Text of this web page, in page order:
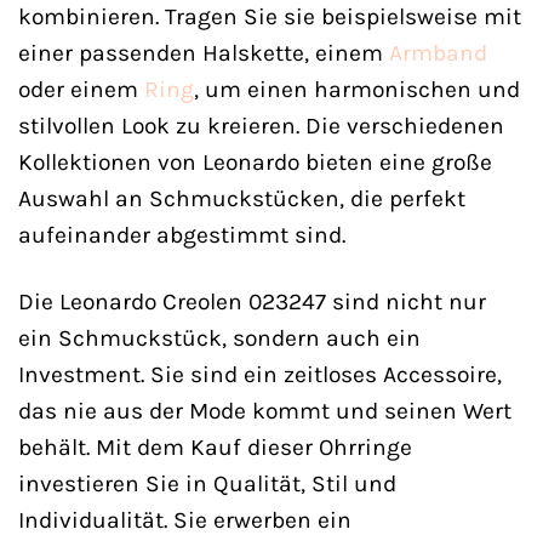
kombinieren. Tragen Sie sie beispielsweise mit
einer passenden Halskette, einem Armband
oder einem Ring, um einen harmonischen und
stilvollen Look zu kreieren. Die verschiedenen
Kollektionen von Leonardo bieten eine große
Auswahl an Schmuckstücken, die perfekt
aufeinander abgestimmt sind.
Die Leonardo Creolen 023247 sind nicht nur
ein Schmuckstück, sondern auch ein
Investment. Sie sind ein zeitloses Accessoire,
das nie aus der Mode kommt und seinen Wert
behält. Mit dem Kauf dieser Ohrringe
investieren Sie in Qualität, Stil und
Individualität. Sie erwerben ein